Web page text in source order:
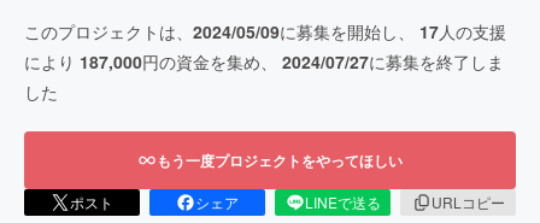
このプロジェクトは、 2024/05/09に募集を開始し、 17人の支援
により 187,000円の資金を集め、 2024/07/27に募集を終了しま
した
もう一度プロジェクトをやってほしい
ポスト シェア LINEで送る
URLコピー